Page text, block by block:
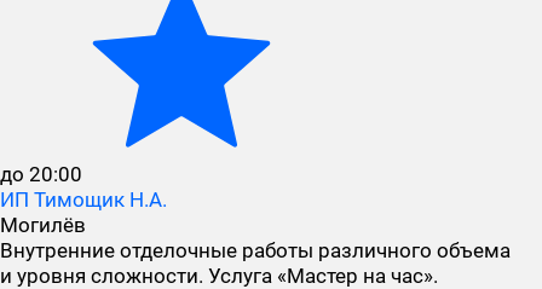
до 20:00
ИП Тимощик Н.А.
Могилёв
Внутренние отделочные работы различного объема
и уровня сложности. Услуга «Мастер на час».